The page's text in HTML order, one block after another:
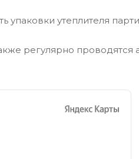
упаковки утеплителя
регулярно проводятся